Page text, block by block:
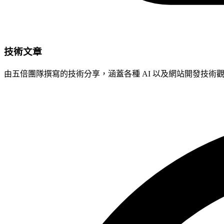
技術文章
由五倍團隊撰寫的技術分享，涵蓋各種 AI 以及網站開發技術